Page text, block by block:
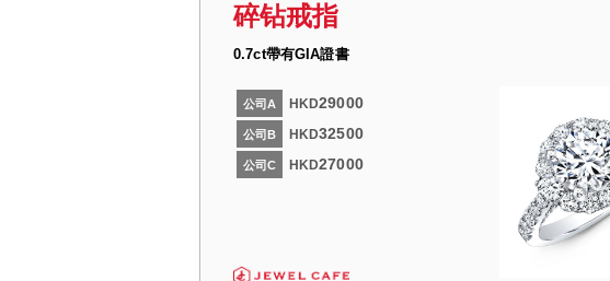
碎钻戒指
0.7ct帶有GIA證書
公司A HKD29000
公司B HKD32500
公司C HKD27000